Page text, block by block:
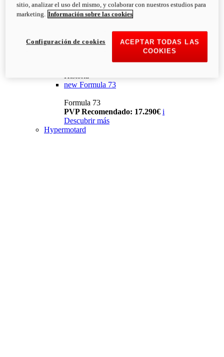
Historia
new Formula 73
Formula 73
PVP Recomendado: 17.290€ i
Descubrir más
Hypermotard
sitio, analizar el uso del mismo, y colaborar con nuestros estudios para
marketing. Información sobre las cookies
ACEPTAR TODAS LAS
COOKIES
Configuración de cookies